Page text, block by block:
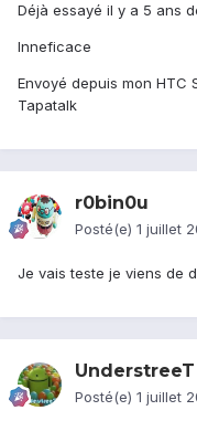
Déjà essayé il y a 5 ans
Inneficace
Envoyé depuis mon HTC
Tapatalk
r0bin0u
Posté(e) 1 juillet
Je vais teste je viens de
UnderstreeT
Posté(e) 1 juillet